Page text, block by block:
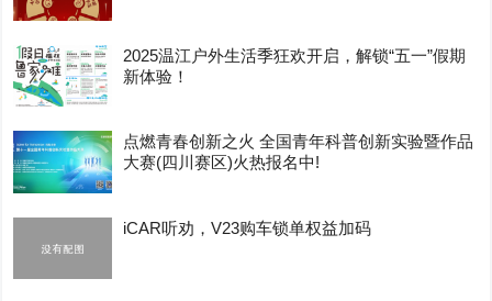
2025温江户外生活季狂欢开启，解锁“五一”假期
新体验！
点燃青春创新之火 全国青年科普创新实验暨作品
大赛(四川赛区)火热报名中!
iCAR听劝，V23购车锁单权益加码